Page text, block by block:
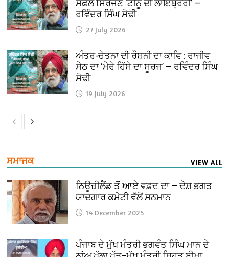
ਸਫ਼ਲ ਸਿਰਜਣ ‘ਟੀਨੂ ਦੀ ਲਾਇਬ੍ਰੇਰੀ’ —
ਰਵਿੰਦਰ ਸਿੰਘ ਸੋਢੀ
27 July 2026
ਅੰਤਰ-ਚੇਤਨਾ ਦੀ ਰੌਸ਼ਨੀ ਦਾ ਕਾਵਿ : ਰਾਜੀਵ
ਸੇਠ ਦਾ ‘ਮੇਰੇ ਹਿੱਸੇ ਦਾ ਸੂਰਜ’ — ਰਵਿੰਦਰ ਸਿੰਘ
ਸੋਢੀ
19 July 2026
ਸਮਾਜਕ VIEW ALL
ਨਿਊਜ਼ੀਲੈਂਡ ਤੋਂ ਆਏ ਵਫ਼ਦ ਦਾ — ਦੇਸ਼ ਭਗਤ
ਯਾਦਗਾਰ ਕਮੇਟੀ ਵੱਲੋਂ ਸਨਮਾਨ
14 December 2025
ਪੰਜਾਬ ਦੇ ਮੁੱਖ ਮੰਤਰੀ ਭਗਵੰਤ ਸਿੰਘ ਮਾਨ ਦੇ